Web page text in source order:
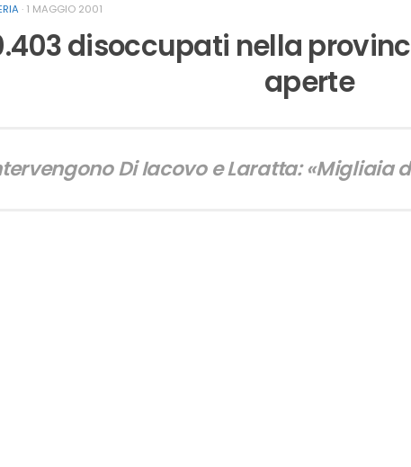
· 1 MAGGIO 2001
disoccupati nella
aperte
Di Iacovo e Laratta: «Migliaia